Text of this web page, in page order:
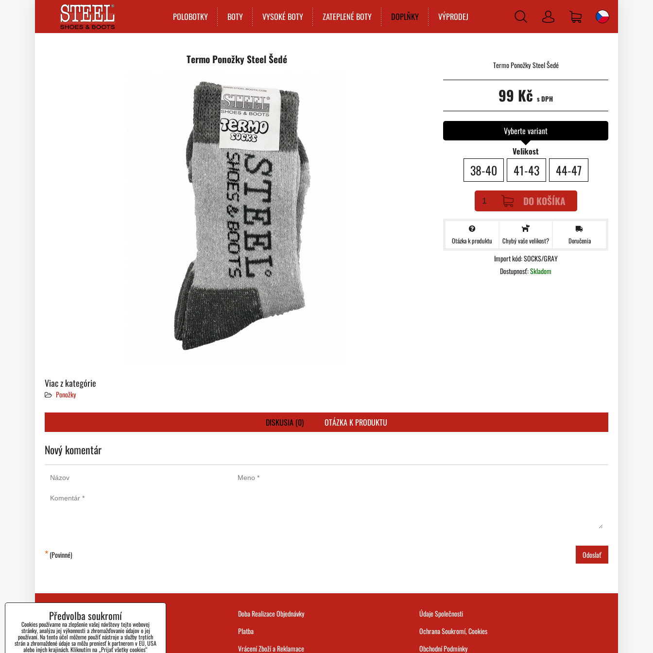
POLOBOTKY BOTY VYSOKÉ BOTY ZATEPLENÉ BOTY DOPLŇKY VÝPRODEJ
Prihlásiť
Termo Ponožky Steel Šedé Termo Ponožky Steel Šedé
99 Kč s DPH
Vyberte variant
Velikost
38-40 41-43 44-47
DO KOŠÍKA
Otázka k produktu Chybý vaše velikost? Doručenia
Import kód: SOCKS/GRAY
Dostupnosť:Skladom
Viac z kategórie
Ponožky
DISKUSIA (0) OTÁZKA K PRODUKTU
Nový komentár
*(Povinné) Odoslať
Kontakt
Blog
Nejčastejší Dotazy
Doba Realizace Objednávky
Platba
Vrácení Zboží a Reklamace
Údaje Společnosti
Ochrana Soukromí, Cookies
Obchodní Podmínky
Předvolba soukromí
Cookies používame na zlepšenie vašej návštevy tejto webovej
stránky, analýzu jej výkonnosti a zhromažďovanie údajov o jej
používaní. Na tento účel môžeme použiť nástroje a služby tretích
strán a zhromaždené údaje sa môžu preniesť k partnerom v EÚ, USA
alebo iných krajinách. Kliknutím na „Prijať všetky cookies“